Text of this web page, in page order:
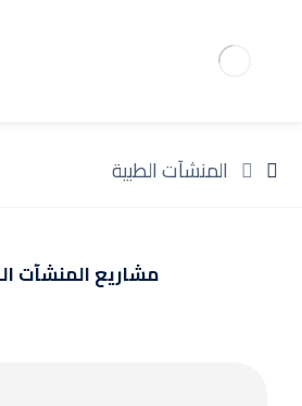
المنشآت الطبية
مشاريع المنشآت